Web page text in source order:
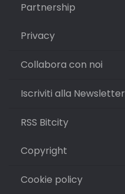
Partnership
Privacy
Collabora con noi
Iscriviti alla Newsletter
RSS Bitcity
Copyright
Cookie policy